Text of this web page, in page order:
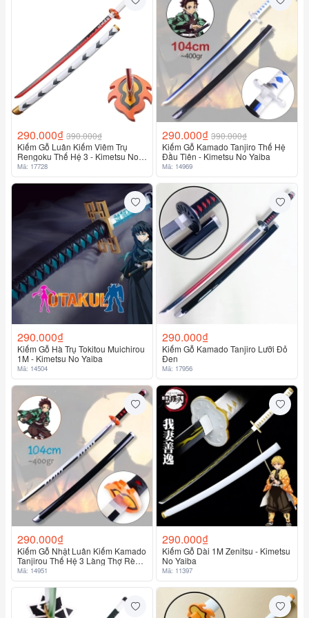
290.000₫ 390.000₫
Kiếm Gỗ Luân Kiếm Viêm Trụ
Rengoku Thế Hệ 3 - Kimetsu No
Yaiba
Mã: 17728
290.000₫ 390.000₫
Kiếm Gỗ Kamado Tanjiro Thế Hệ
Đầu Tiên - Kimetsu No Yaiba
Mã: 14969
290.000₫
Kiếm Gỗ Hà Trụ Tokitou Muichirou
1M - Kimetsu No Yaiba
Mã: 14504
290.000₫
Kiếm Gỗ Kamado Tanjiro Lưỡi Đỏ
Đen
Mã: 17956
290.000₫
Kiếm Gỗ Nhật Luân Kiếm Kamado
Tanjirou Thế Hệ 3 Làng Thợ Rèn
Lưỡi Trắng Đen - Kimetsu No
Mã: 14951
290.000₫
Kiếm Gỗ Dài 1M Zenitsu - Kimetsu
No Yaiba
Mã: 11397